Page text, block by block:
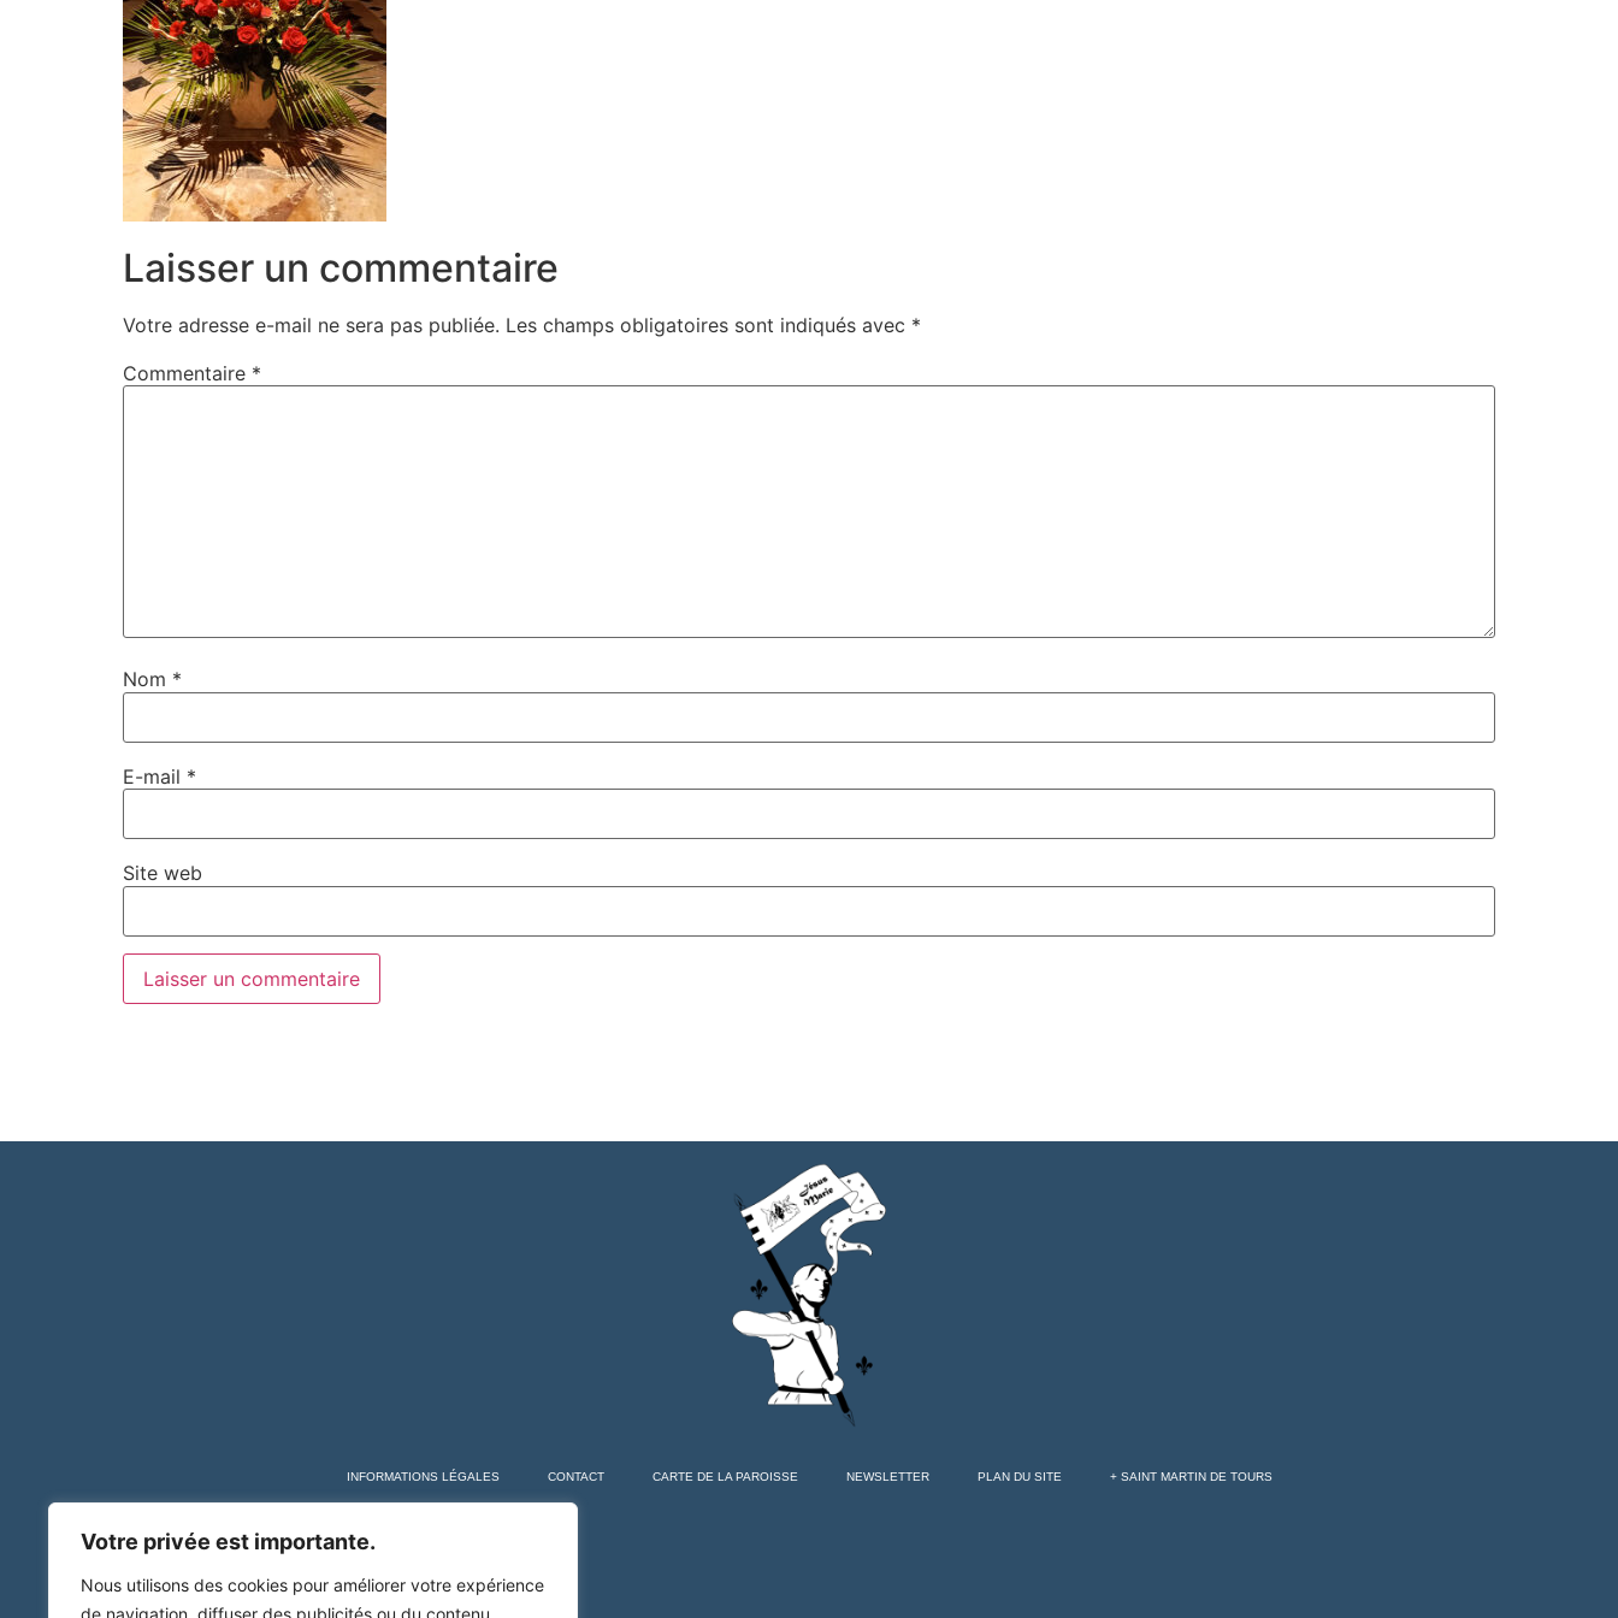
Votre privée est importante.
Nous utilisons des cookies pour améliorer votre expérience
de navigation, diffuser des publicités ou du contenu
Laisser un commentaire
Votre adresse e-mail ne sera pas publiée. Les champs obligatoires sont indiqués avec *
Commentaire *
Nom *
E-mail *
Site web
INFORMATIONS LÉGALES CONTACT CARTE DE LA PAROISSE NEWSLETTER PLAN DU SITE + SAINT MARTIN DE TOURS